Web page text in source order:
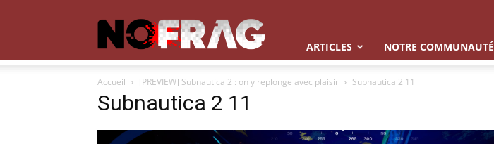
ARTICLES NOTRE COMMUNAUTÉ
Accueil [PREVIEW] Subnautica 2 : on y replonge avec plaisir Subnautica 2 11
Subnautica 2 11